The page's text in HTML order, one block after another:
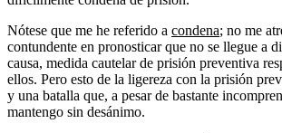
Nótese que me he referido a condena; no me
contundente en pronosticar que no se llegue a
causa, medida cautelar de prisión preventiva
ellos. Pero esto de la ligereza con la prisión
y una batalla que, a pesar de bastante
mantengo sin desánimo.